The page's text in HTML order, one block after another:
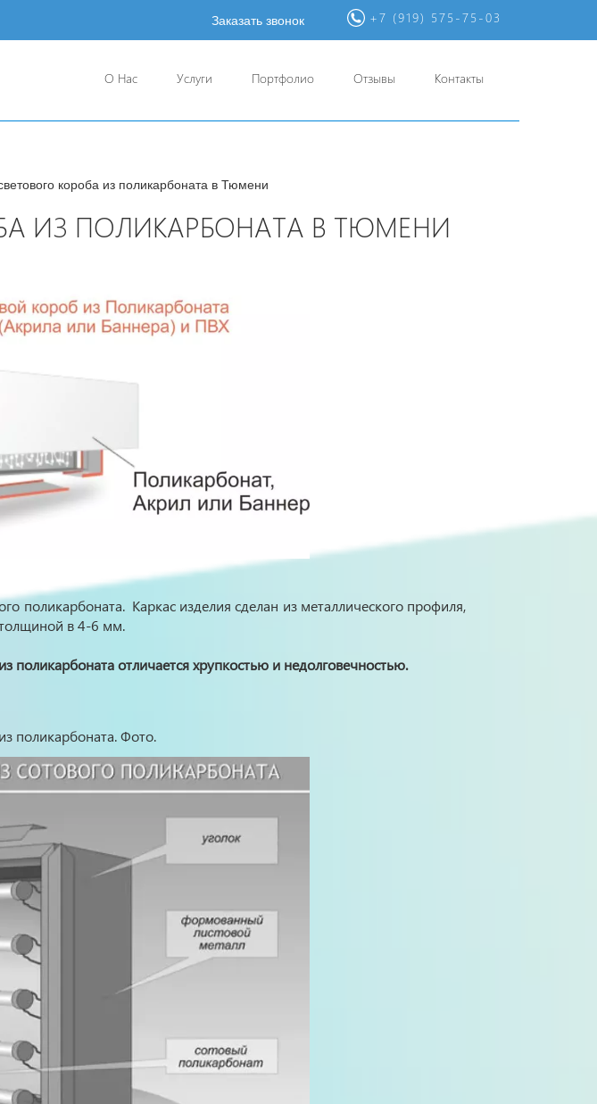
+7 (919) 575-75-03
Заказать звонок
О Нас Услуги Портфолио Отзывы Контакты
короба из поликарбоната в Тюмени
ИЗ ПОЛИКАРБОНАТА В ТЮМЕНИ
поликарбоната. Каркас изделия сделан из металлического профиля,
толщиной в 4-6 мм.
поликарбоната отличается хрупкостью и недолговечностью.
поликарбоната. Фото.